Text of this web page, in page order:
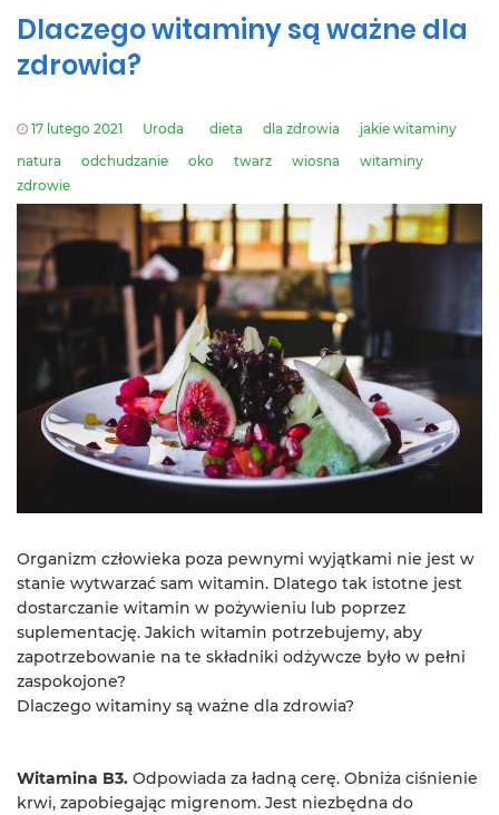
Dlaczego witaminy są ważne dla
zdrowia?
17 lutego 2021 Uroda dieta dla zdrowia
jakie witaminy
natura
odchudzanie oko twarz wiosna
witaminy
zdrowie
Organizm człowieka poza pewnymi wyjątkami nie jest w
stanie wytwarzać sam witamin. Dlatego tak istotne jest
dostarczanie witamin w pożywieniu lub poprzez
suplementację. Jakich witamin potrzebujemy, aby
zapotrzebowanie na te składniki odżywcze było w pełni
zaspokojone?
Dlaczego witaminy są ważne dla zdrowia?
Witamina B3. Odpowiada za ładną cerę. Obniża ciśnienie
krwi, zapobiegając migrenom. Jest niezbędna do